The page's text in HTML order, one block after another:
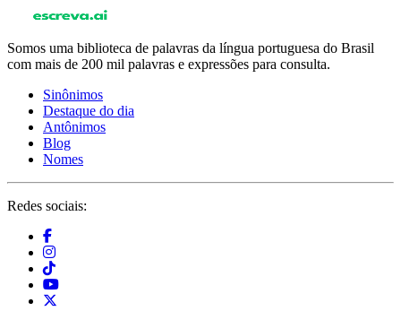
Somos uma biblioteca de palavras da língua portuguesa do Brasil
com mais de 200 mil palavras e expressões para consulta.
Sinônimos
Destaque do dia
Antônimos
Blog
Nomes
Redes sociais: